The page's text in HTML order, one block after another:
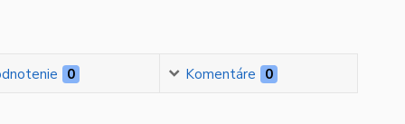
0 Komentáre 0